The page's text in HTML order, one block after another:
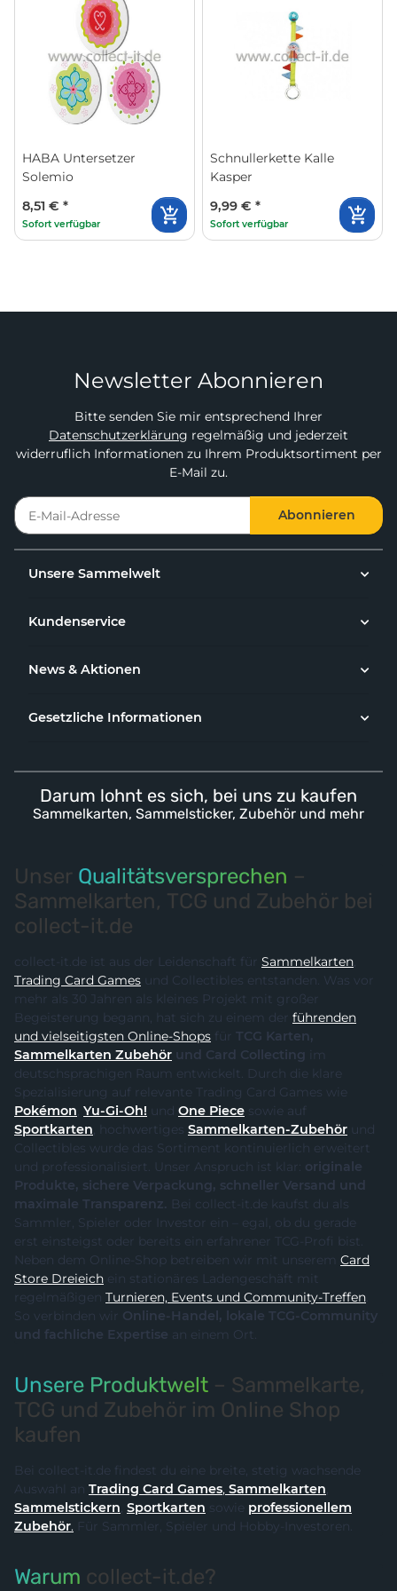
HABA Untersetzer
Solemio
8,51 € *
Sofort verfügbar
Schnullerkette Kalle
Kasper
9,99 € *
Sofort verfügbar
Newsletter Abonnieren
Bitte senden Sie mir entsprechend Ihrer
Datenschutzerklärung regelmäßig und jederzeit
widerruflich Informationen zu Ihrem Produktsortiment per
E-Mail zu.
Abonnieren
Unsere Sammelwelt
Kundenservice
News & Aktionen
Gesetzliche Informationen
Darum lohnt es sich, bei uns zu kaufen
Sammelkarten, Sammelsticker, Zubehör und mehr
Unser Qualitätsversprechen –
Sammelkarten, TCG und Zubehör bei
collect-it.de
collect-it.de ist aus der Leidenschaft für Sammelkarten,
Trading Card Games und Collectibles entstanden. Was vor
mehr als 30 Jahren als kleines Projekt mit großer
Begeisterung begann, hat sich zu einem der führenden
und vielseitigsten Online-Shops für TCG Karten,
Sammelkarten Zubehör und Card Collecting
im
deutschsprachigen Raum entwickelt. Durch die klare
Spezialisierung auf relevante Trading Card Games wie
Pokémon, Yu-Gi-Oh! und One Piece sowie auf
Sportkarten , hochwertiges Sammelkarten-Zubehör
Collectibles wurde das Sortiment kontinuierlich erweitert
und professionalisiert. Unser Anspruch ist klar: originale
Produkte, sichere Verpackung, schneller Versand und
maximale Transparenz. Bei collect-it.de kaufst du als
Sammler, Spieler oder Investor ein – egal, ob du gerade
erst einsteigst oder bereits ein erfahrener TCG-Profi bist.
Neben dem Online-Shop betreiben wir mit unserem Card
Store Dreieich ein stationäres Ladengeschäft mit
regelmäßigen
Turnieren, Events und Community-Treffen.
So verbinden wir Online-Handel, lokale TCG-Community
und fachliche Expertise an einem Ort.
Unsere Produktwelt – Sammelkarte,
TCG und Zubehör im Online Shop
kaufen
Bei collect-it.de findest du eine breite, stetig wachsende
Auswahl an
Trading Card Games, Sammelkarten,
Sammelstickern, Sportkarten sowie professionellem
Zubehör. Für Sammler, Spieler und Hobby-Investoren.
Warum collect-it.de?